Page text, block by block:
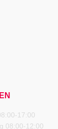
Fr 08:00-17:00
Samstag 08:00-12:00